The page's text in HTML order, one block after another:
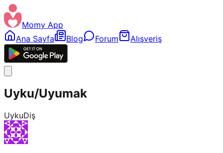
Momy App
Ana Sayfa
Blog Forum Alışveriş
Uyku/Uyumak
UykuDiş